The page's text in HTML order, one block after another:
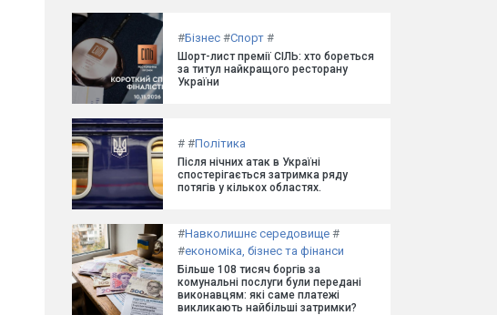
#Бізнес #Спорт #
Шорт-лист премії СІЛЬ: хто бореться
за титул найкращого ресторану
України
# #Політика
Після нічних атак в Україні
спостерігається затримка ряду
потягів у кількох областях.
#Навколишнє середовище #
#економіка, бізнес та фінанси
Більше 108 тисяч боргів за
комунальні послуги були передані
виконавцям: які саме платежі
викликають найбільші затримки?